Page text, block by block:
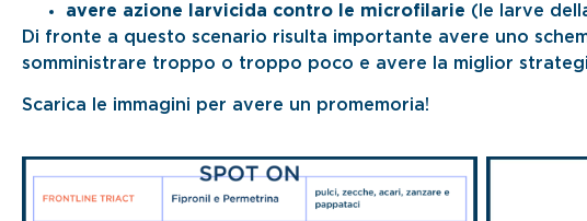
avere azione larvicida contro le microfilarie (le larve
Di fronte a questo scenario risulta importante avere uno
somministrare troppo o troppo poco e avere la miglior
Scarica le immagini per avere un promemoria!